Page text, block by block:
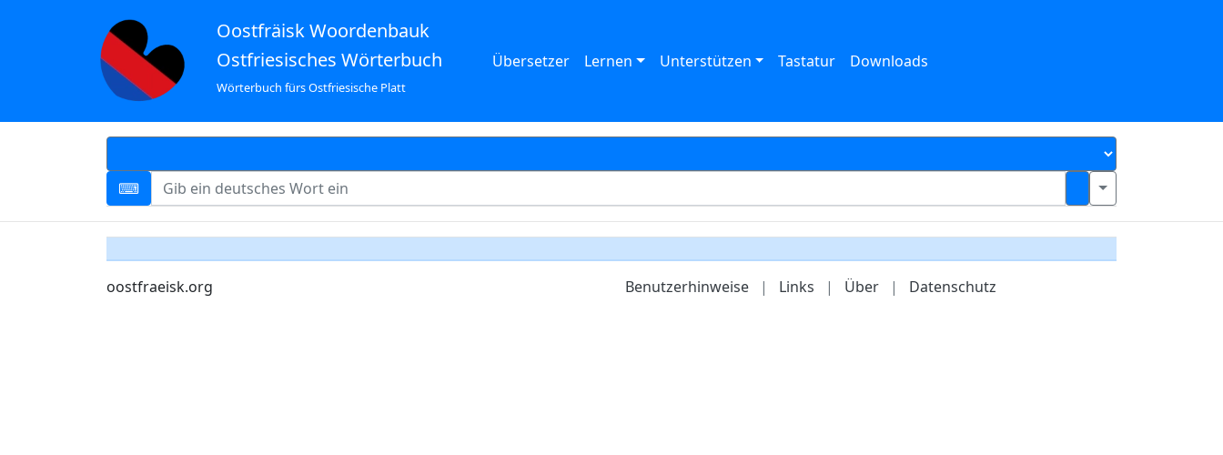
Oostfräisk Woordenbauk
Ostfriesisches Wörterbuch
Wörterbuch fürs Ostfriesische Platt
Übersetzer Lernen Unterstützen Tastatur Downloads
oostfraeisk.org Benutzerhinweise | Links | Über | Datenschutz